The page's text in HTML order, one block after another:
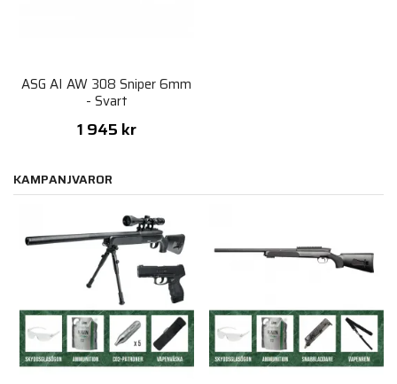
ASG AI AW 308 Sniper 6mm
- Svart
1 945 kr
KAMPANJVAROR